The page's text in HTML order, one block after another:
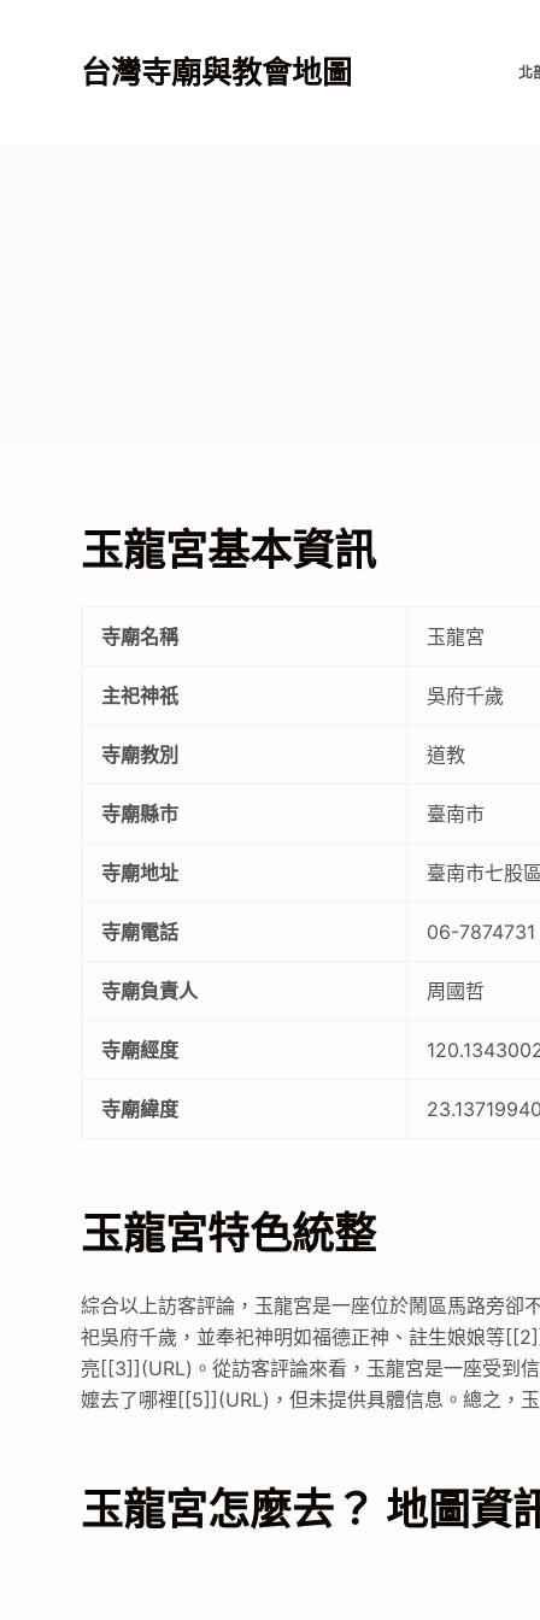
台灣寺廟與教會地圖 北
玉龍宮基本資訊
寺廟名稱 玉龍宮
主祀神祇 吳府千歲
寺廟教別 道教
寺廟縣市 臺南市
寺廟地址 臺南市七股
寺廟電話 06-7874731
寺廟負責人 周國哲
寺廟經度
寺廟緯度
玉龍宮特色統整
綜合以上訪客評論，玉龍宮是一座位於鬧區馬路旁
祀吳府千歲，並奉祀神明如福德正神、註生娘娘等
亮[[3]](URL)。從訪客評論來看，玉龍宮是一座受到
嬤去了哪裡[[5]](URL)，但未提供具體信息。總之，
玉龍宮怎麼去？ 地圖資